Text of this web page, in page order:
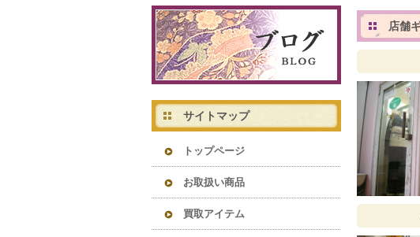
サイトマップ
トップページ
お取扱い商品
買取アイテム
店舗